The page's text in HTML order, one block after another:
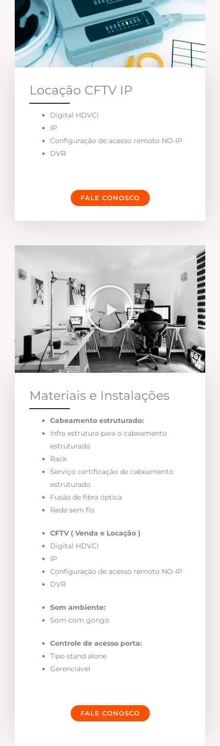
Locação CFTV IP
Digital HDVCI
IP
Configuração de acesso remoto NO-IP
DVR
FALE CONOSCO
Materiais e Instalações
Cabeamento estruturado:
Infra estrutura para o cabeamento
estruturado
Rack
Serviço certificação de cabeamento
estruturado.
Fusão de fibra óptica
Rede sem fio
CFTV ( Venda e Locação )
Digital HDVCI
IP
Configuração de acesso remoto NO-IP
DVR
Som ambiente:
Som com gongo
Controle de acesso porta:
Tipo stand alone
Gerenciável
FALE CONOSCO